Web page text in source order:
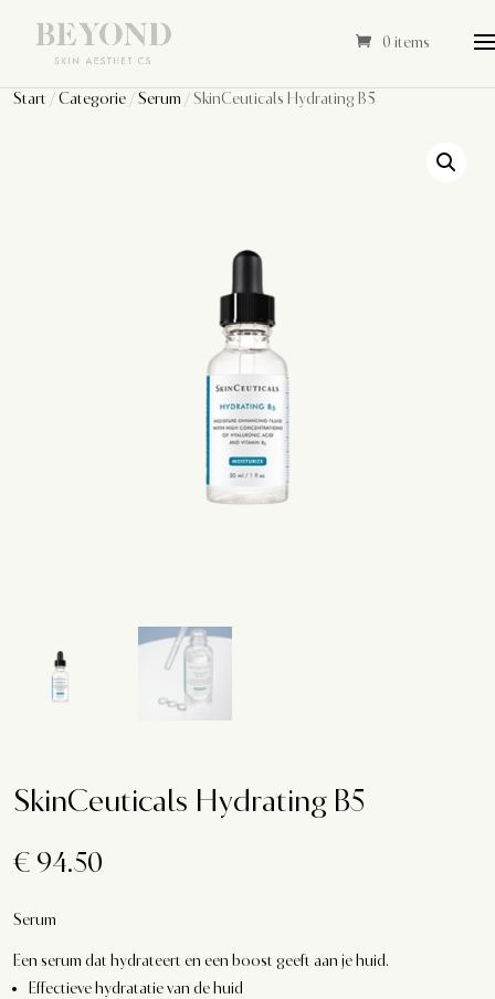
0 items
Start /Categorie /Serum / SkinCeuticals Hydrating B5
SkinCeuticals Hydrating B5
€ 94.50
Serum
Een serum dat hydrateert en een boost geeft aan je huid.
Effectieve hydratatie van de huid